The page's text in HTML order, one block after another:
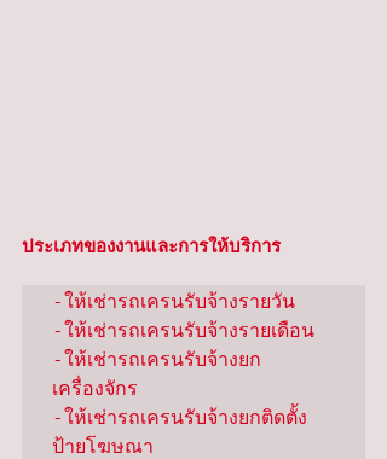
ประเภทของงานและการให้บริการ
-ให้เช่ารถเครนรับจ้างรายวัน
-ให้เช่ารถเครนรับจ้างรายเดือน
-ให้เช่ารถเครนรับจ้างยก
เครื่องจักร
-ให้เช่ารถเครนรับจ้างยกติดตั้ง
ป้ายโฆษณา